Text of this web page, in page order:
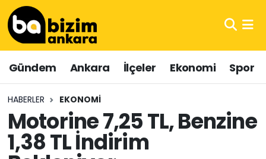
Gündem Ankara İlçeler Ekonomi Spor
HABERLER EKONOMI
Motorine 7,25 TL, Benzine
1,38 TL İndirim
Hava Durumu
Trafik Durumu
Süper Lig Puan Durumu ve Fikstür
Tüm Manşetler